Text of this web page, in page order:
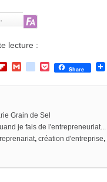
lecture :
F
o
r
d
e
b
o
m
P
o
t
Share
Grain de Sel
je fais de l'entrepreneuriat...
, création d'entreprise,